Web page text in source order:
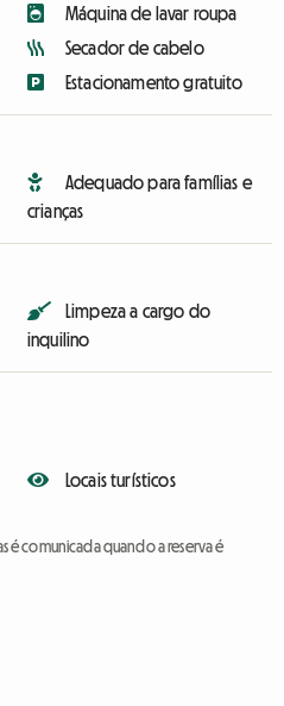
Máquina de lavar roupa
Secador de cabelo
Estacionamento gratuito
Adequado para famílias e
crianças
Limpeza a cargo do
inquilino
Locais turísticos
é comunicada quando a reserva é